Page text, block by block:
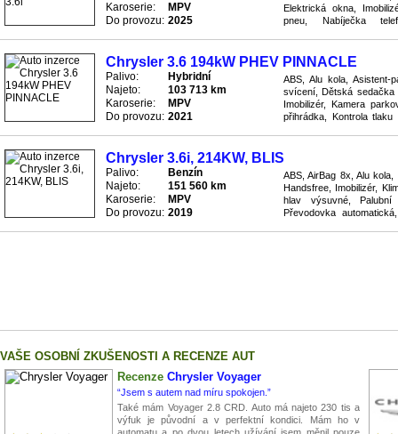
Karoserie:
MPV
Do provozu: 2025
Elektrická okna,
pneu, Nabíječka
Chrysler 3.6 194kW PHEV PINNACLE
Palivo:
Hybridní
Najeto:
103 713 km
Karoserie:
MPV
Do provozu: 2021
ABS, Alu kola, Asistent-
svícení, Dětská sedačka
Imobilizér, Kamera
přihrádka, Kontrola
Chrysler 3.6i, 214KW, BLIS
Palivo:
Benzín
Najeto:
151 560 km
Karoserie:
MPV
Do provozu: 2019
ABS, AirBag 8x, Alu
Handsfree, Imobilizér,
hlav výsuvné,
Převodovka
VAŠE OSOBNÍ ZKUŠENOSTI A RECENZE AUT
Recenze Chrysler Voyager
“Jsem s autem nad míru spokojen.”
Také mám Voyager 2.8 CRD. Auto má najeto 230 tis a
výfuk je původní a v perfektní kondici. Mám ho v